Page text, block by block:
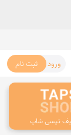
ورود ثبت نام
تپسی شاپ